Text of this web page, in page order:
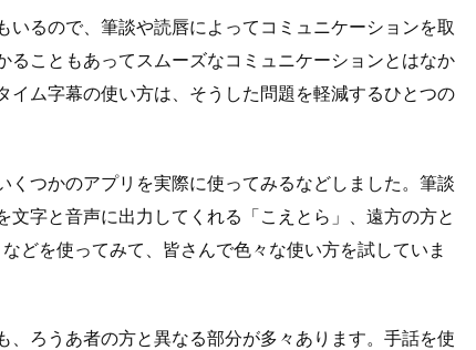
るので、筆談や読唇によってコミュニケーションを取
ることもあってスムーズなコミュニケーションとはなか
イム字幕の使い方は、そうした問題を軽減するひとつの
つかのアプリを実際に使ってみるなどしました。筆談
字と音声に出力してくれる「こえとら」、遠方の方と
どを使ってみて、皆さんで色々な使い方を試していま
ろうあ者の方と異なる部分が多々あります。手話を使